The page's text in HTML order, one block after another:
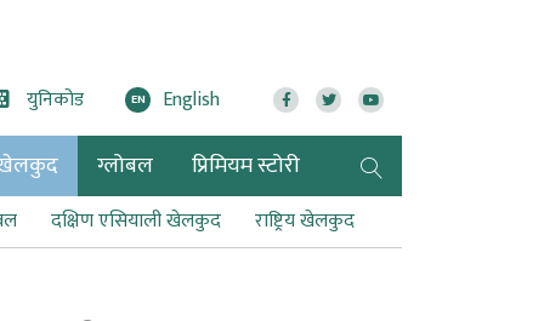
युनिकोड EN English
ग्लोबल प्रिमियम स्टोरी
दक्षिण एसियाली खेलकुद राष्ट्रिय खेलकुद